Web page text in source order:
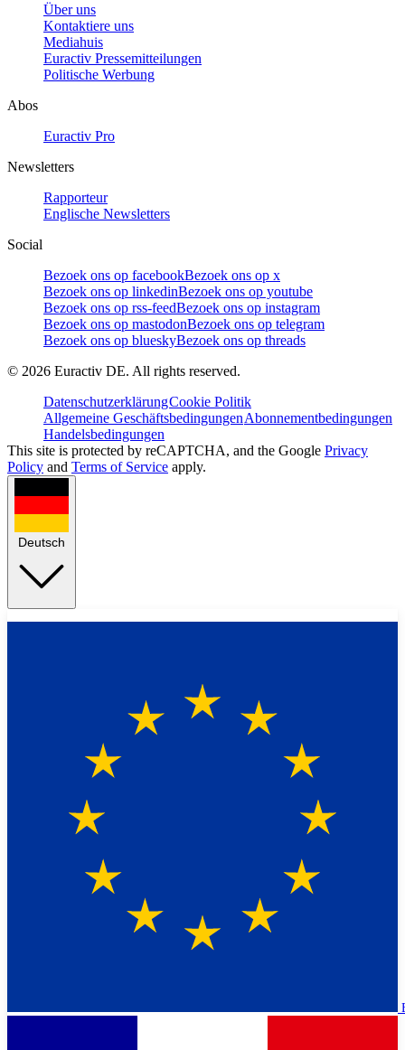
Über uns
Kontaktiere uns
Mediahuis
Euractiv Pressemitteilungen
Politische Werbung
Abos
Euractiv Pro
Newsletters
Rapporteur
Englische Newsletters
Social
Bezoek ons op facebookBezoek ons op x
Bezoek ons op linkedinBezoek ons op youtube
Bezoek ons op rss-feedBezoek ons op instagram
Bezoek ons op mastodonBezoek ons op telegram
Bezoek ons op blueskyBezoek ons op threads
© 2026 Euractiv DE. All rights reserved.
DatenschutzerklärungCookie Politik
Allgemeine GeschäftsbedingungenAbonnementbedingungen
Handelsbedingungen
This site is protected by reCAPTCHA, and the Google Privacy
Policy and Terms of Service apply.
Deutsch